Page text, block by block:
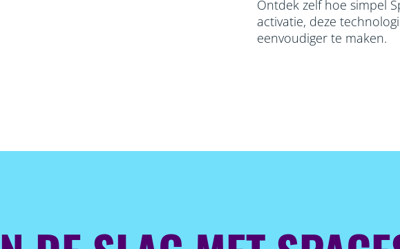
Ontdek zelf hoe simpel
activatie, deze
eenvoudiger te maken.